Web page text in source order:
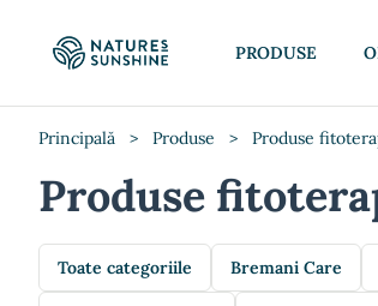
PRODUSE
Principală > Produse > Produse
Produse
Toate categoriile Bremani Care